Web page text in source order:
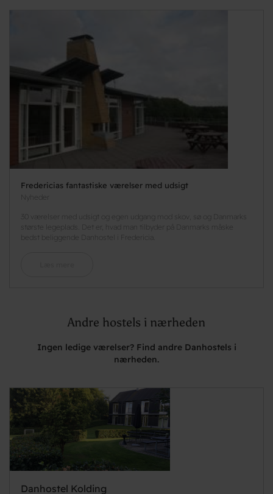
Fredericias fantastiske værelser med udsigt
30 værelser med udsigt og egen udgang mod skov, sø og Danmarks
største legeplads. Det er, hvad man tilbyder på Danmarks måske
bedst beliggende Danhostel i Fredericia.
Andre hostels i nærheden
Ingen ledige værelser? Find andre Danhostels i
nærheden.
Danhostel Kolding